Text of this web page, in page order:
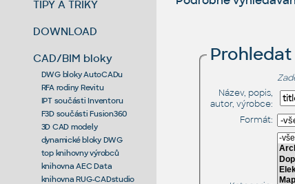
TIPY A TRIKY
DOWNLOAD
CAD/BIM bloky
DWG bloky AutoCADu
RFA rodiny Revitu
IPT součásti Inventoru
F3D součásti Fusion360
3D CAD modely
dynamické bloky DWG
top knihovny výrobců
knihovna AEC Data
knihovna RUG-CADstudio
Název, popis,
autor, výrobce:
Formát: